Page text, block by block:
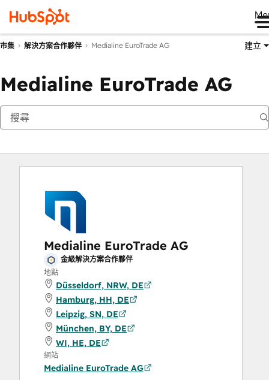
市集 解決方案合作夥伴 Medialine EuroTrade AG 建立
Medialine EuroTrade AG
Medialine EuroTrade AG
金級解決方案合作夥伴
地點
Düsseldorf, NRW, DE
Hamburg, HH, DE
Leipzig, SN, DE
München, BY, DE
WI, HE, DE
網站
Medialine EuroTrade AG